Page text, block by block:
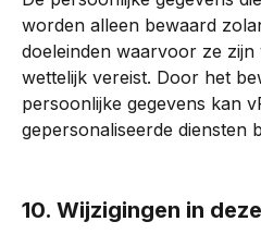
worden alleen bewaard
doeleinden waarvoor ze
wettelijk vereist. Door het
persoonlijke gegevens kan
gepersonaliseerde diensten
10. Wijzigingen in